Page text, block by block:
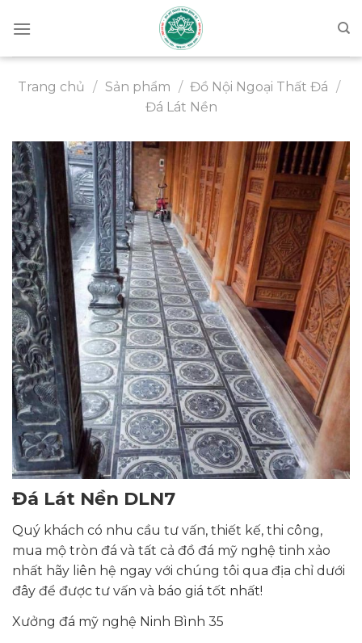
đến
Trang chủ
/ Sản phẩm / Đồ Nội Ngoại Thất Đá /
Đá Lát Nền
Đá Lát Nền DLN7
Quý khách có nhu cầu tư vấn, thiết kế, thi công,
mua mộ tròn đá và tất cả đồ đá mỹ nghệ tinh xảo
nhất hãy liên hệ ngay với chúng tôi qua địa chỉ dưới
đây để được tư vấn và báo giá tốt nhất!
Xưởng đá mỹ nghệ Ninh Bình 35